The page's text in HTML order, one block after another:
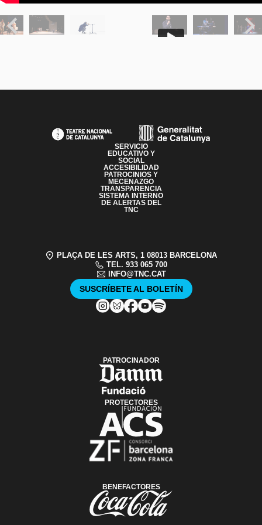
Previous Next
SERVICIO
EDUCATIVO Y
SOCIAL
ACCESIBILIDAD
PATROCINIOS Y
MECENAZGO
TRANSPARENCIA
SISTEMA INTERNO
DE ALERTAS DEL
TNC
PLAÇA DE LES ARTS, 1 08013 BARCELONA
TEL. 933 065 700
INFO@TNC.CAT
SUSCRÍBETE AL BOLETÍN
PATROCINADOR
PROTECTORES
BENEFACTORES